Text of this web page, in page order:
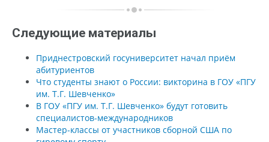
Следующие материалы
Приднестровский госуниверситет начал приём
абитуриентов
Что студенты знают о России: викторина в ГОУ «ПГУ
им. Т.Г. Шевченко»
В ГОУ «ПГУ им. Т.Г. Шевченко» будут готовить
специалистов-международников
Мастер-классы от участников сборной США по